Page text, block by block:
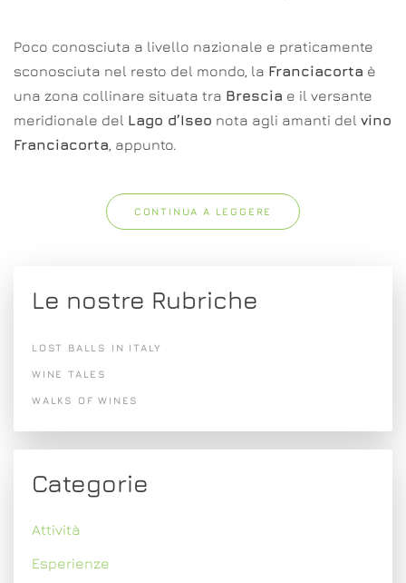
Poco conosciuta a livello nazionale e praticamente
sconosciuta nel resto del mondo, la Franciacorta è
una zona collinare situata tra Brescia e il versante
meridionale del Lago d’Iseo nota agli amanti del vino
Franciacorta, appunto.
CONTINUA A LEGGERE
Le nostre Rubriche
LOST BALLS IN ITALY
WINE TALES
WALKS OF WINES
Categorie
Attività
Esperienze